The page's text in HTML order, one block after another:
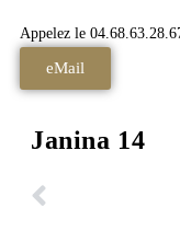
Appelez le
eMail
Janina 14